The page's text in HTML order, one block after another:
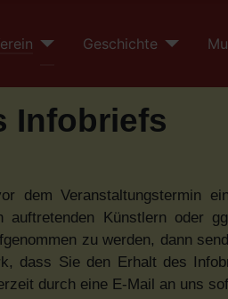
Geschichte
Infobriefs
dem Veranstaltungstermin
Künstlern oder
zu werden, dann
dass Sie den Erhalt des
durch eine E-Mail an uns